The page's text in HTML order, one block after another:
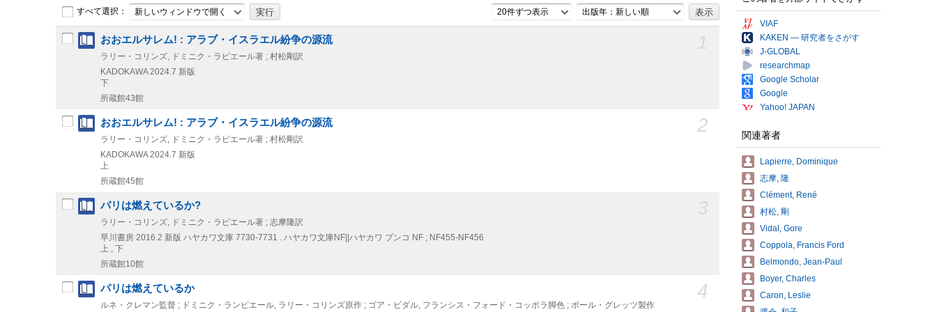
すべて選択： 新しいウィンドウで開く 20件ずつ表示 出版年：新しい順
おおエルサレム! : アラブ・イスラエル紛争の源流
ラリー・コリンズ, ドミニク・ラピエール著 ; 村松剛訳
KADOKAWA 2024.7 新版
下
所蔵館43館
2
おおエルサレム! : アラブ・イスラエル紛争の源流
ラリー・コリンズ, ドミニク・ラピエール著 ; 村松剛訳
KADOKAWA 2024.7 新版
上
所蔵館45館
パリは燃えているか?
ラリー・コリンズ, ドミニク・ラピエール著 ; 志摩隆訳
早川書房 2016.2 新版 ハヤカワ文庫 7730-7731 . ハヤカワ文庫NF||ハヤカワ ブンコ NF ; NF455-NF456
上 , 下
所蔵館10館
4
パリは燃えているか
ルネ・クレマン監督 ; ドミニク・ランピエール, ラリー・コリンズ原作 ; ゴア・ビダル, フランシス・フォード・コッポラ脚色 ; ポール・グレッツ製作
VIAF
KAKEN — 研究者をさがす
J-GLOBAL
researchmap
Google Scholar
Google
Yahoo! JAPAN
関連著者
Lapierre, Dominique
志摩, 隆
Clément, René
村松, 剛
Vidal, Gore
Coppola, Francis Ford
Belmondo, Jean-Paul
Boyer, Charles
Caron, Leslie